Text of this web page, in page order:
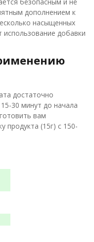
дополнением к
насыщенных
добавки
достаточно
30 минут до начала
вам
продукта (15г) с 150-